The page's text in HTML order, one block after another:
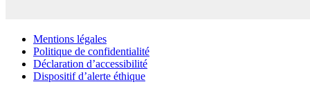
Mentions légales
Politique de confidentialité
Déclaration d’accessibilité
Dispositif d’alerte éthique